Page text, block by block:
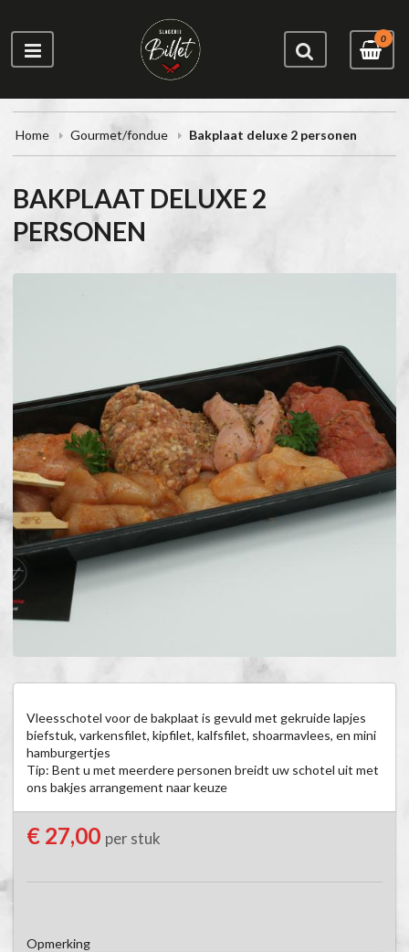
0
Home Gourmet/fondue Bakplaat deluxe 2 personen
BAKPLAAT DELUXE 2
PERSONEN
Vleesschotel voor de bakplaat is gevuld met gekruide lapjes
biefstuk, varkensfilet, kipfilet, kalfsfilet, shoarmavlees, en mini
hamburgertjes
Tip: Bent u met meerdere personen breidt uw schotel uit met
ons bakjes arrangement naar keuze
€ 27,00 per stuk
Opmerking